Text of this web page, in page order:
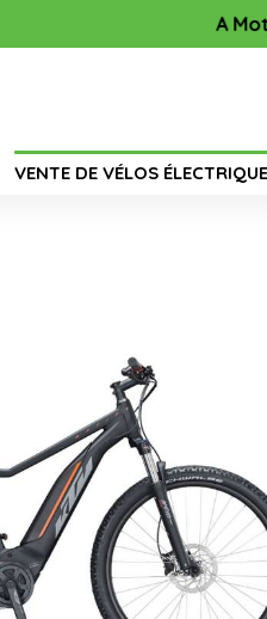
A Motos vous accueil 7j/7 du
VENTE DE VÉLOS